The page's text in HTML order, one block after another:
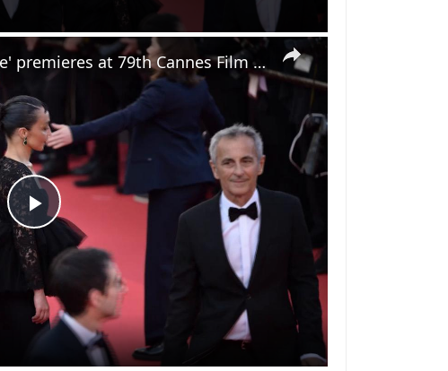
×
Play
Video
France: 'La Vie d'une femme' premieres at 79th Cannes Film Festival.